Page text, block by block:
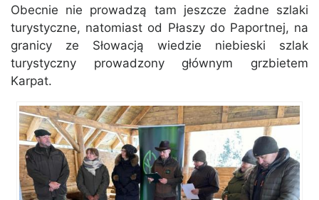
Obecnie nie prowadzą tam jeszcze żadne szlaki
turystyczne, natomiast od Płaszy do Paportnej, na
granicy ze Słowacją wiedzie niebieski szlak
turystyczny prowadzony głównym grzbietem
Karpat.